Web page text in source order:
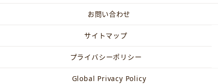
お問い合わせ
サイトマップ
プライバシーポリシー
Global Privacy Policy